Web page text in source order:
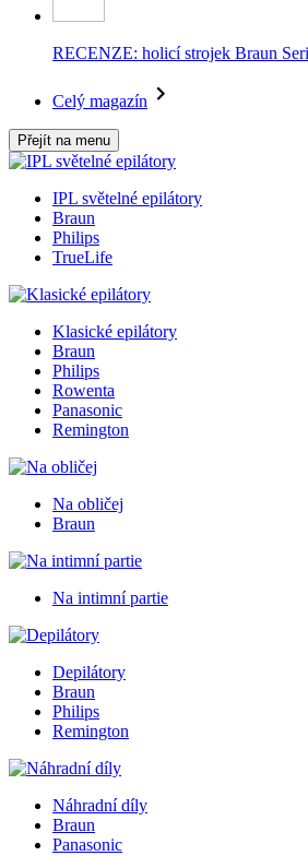
RECENZE: holicí strojek Braun
Celý magazín
Přejít na menu
IPL světelné epilátory
Braun
Philips
TrueLife
Klasické epilátory
Braun
Philips
Rowenta
Panasonic
Remington
Na obličej
Braun
Na intimní partie
Depilátory
Braun
Philips
Remington
Náhradní díly
Braun
Panasonic